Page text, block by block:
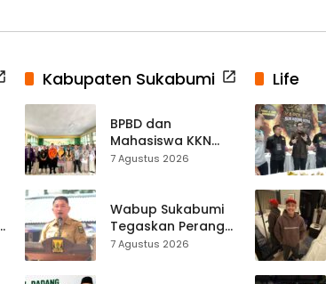
Kabupaten Sukabumi
BPBD dan
Mahasiswa KKN
Edukasi Mitigasi
SMPN 1 Simpenan
7 Agustus 2026
Wabup Sukabumi
Tegaskan Perang
terhadap Narkoba
7 Agustus 2026
Life